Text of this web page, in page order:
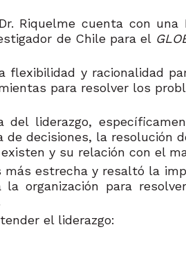
Riquelme cuenta con una
de Chile para el
y racionalidad
para resolver los
liderazgo,
decisiones, la resolución
y su relación con el
estrecha y resaltó la
organización para
el liderazgo: